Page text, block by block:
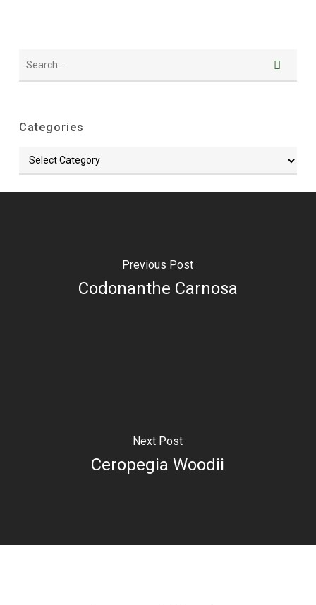
Categories
Categories
Previous Post
Codonanthe Carnosa
Next Post
Ceropegia Woodii